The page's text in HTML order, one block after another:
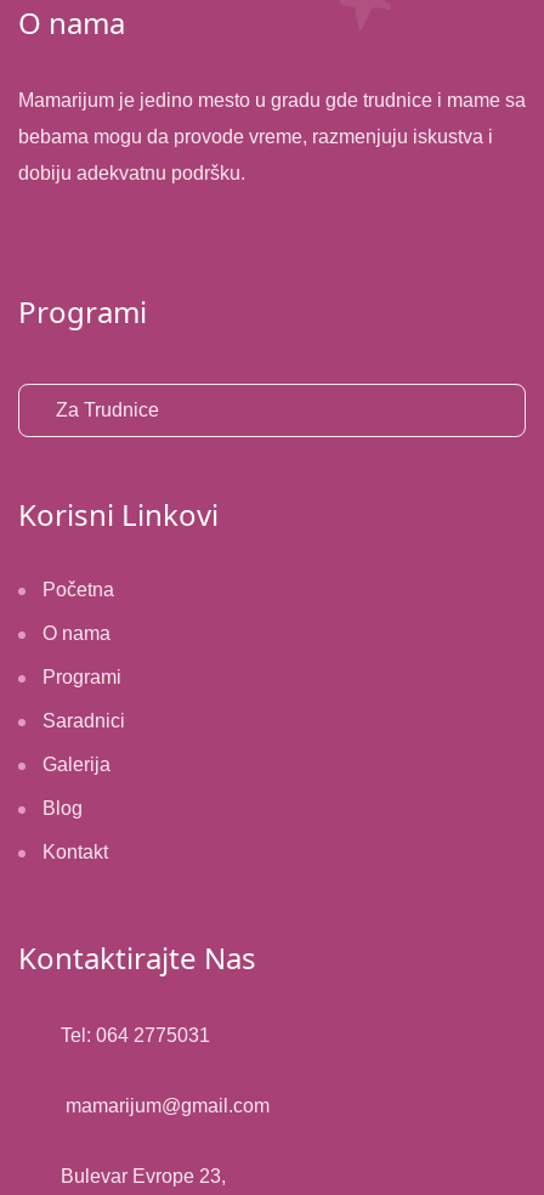
O nama
Mamarijum je jedino mesto u gradu gde trudnice i mame sa
bebama mogu da provode vreme, razmenjuju iskustva i
dobiju adekvatnu podršku.
Programi
Za Trudnice
Korisni Linkovi
Početna
O nama
Programi
Saradnici
Galerija
Blog
Kontakt
Kontaktirajte Nas
Tel: 064 2775031
mamarijum@gmail.com​
Bulevar Evrope 23,